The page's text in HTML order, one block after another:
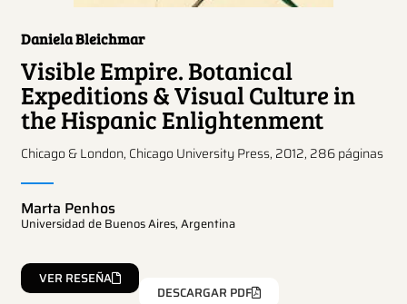
Daniela Bleichmar
Visible Empire. Botanical
Expeditions & Visual Culture in
the Hispanic Enlightenment
Chicago & London, Chicago University Press, 2012, 286 páginas
Marta Penhos
Universidad de Buenos Aires, Argentina
VER RESEÑA
DESCARGAR PDF